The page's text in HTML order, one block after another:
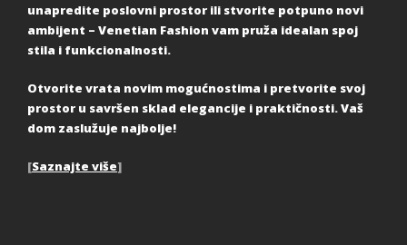
unapredite poslovni prostor ili stvorite potpuno novi
ambijent – Venetian Fashion vam pruža idealan spoj
stila i funkcionalnosti.
Otvorite vrata novim mogućnostima i pretvorite svoj
prostor u savršen sklad elegancije i praktičnosti. Vaš
dom zaslužuje najbolje!
[Saznajte više]